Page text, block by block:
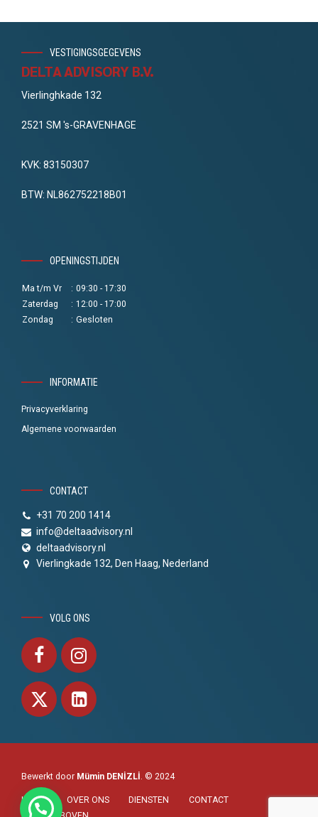
VESTIGINGSGEGEVENS
DELTA ADVISORY B.V.
Vierlinghkade 132
2521 SM 's-GRAVENHAGE
KVK: 83150307
BTW: NL862752218B01
OPENINGSTIJDEN
Ma t/m Vr : 09:30 - 17:30
Zaterdag
: 12:00 - 17:00
Zondag
: Gesloten
INFORMATIE
Privacyverklaring
Algemene voorwaarden
CONTACT
+31 70 200 1414
info@deltaadvisory.nl
deltaadvisory.nl
Vierlingkade 132, Den Haag, Nederland
VOLG ONS
Bewerkt door Mümin DENİZLİ. © 2024
HOME OVER ONS DIENSTEN
CONTACT